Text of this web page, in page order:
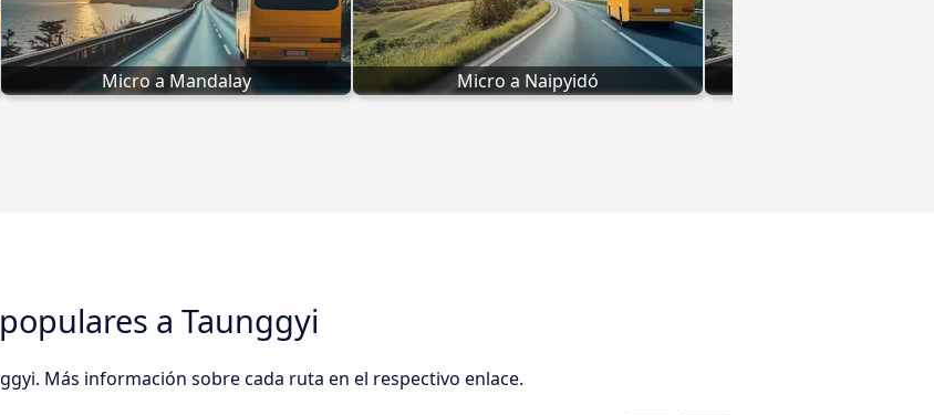
Micro a Mandalay Micro a Naipyidó
a Taunggyi
Más información sobre cada ruta en el respectivo enlace.